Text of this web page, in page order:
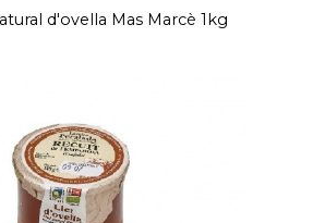
d'ovella Mas Marcè 1kg